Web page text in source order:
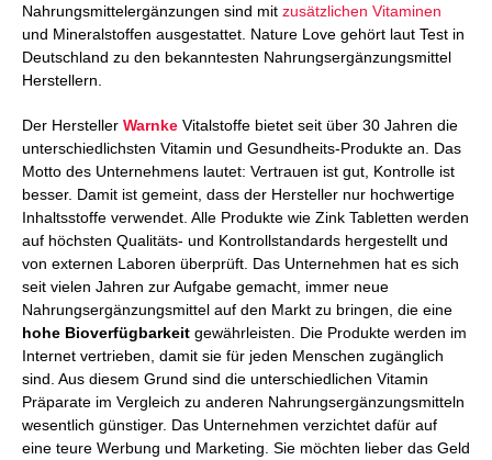
Nahrungsmittelergänzungen sind mit zusätzlichen Vitaminen
und Mineralstoffen ausgestattet. Nature Love gehört laut Test in
Deutschland zu den bekanntesten Nahrungsergänzungsmittel
Herstellern.
Der Hersteller Warnke Vitalstoffe bietet seit über 30 Jahren die
unterschiedlichsten Vitamin und Gesundheits-Produkte an. Das
Motto des Unternehmens lautet: Vertrauen ist gut, Kontrolle ist
besser. Damit ist gemeint, dass der Hersteller nur hochwertige
Inhaltsstoffe verwendet. Alle Produkte wie Zink Tabletten werden
auf höchsten Qualitäts- und Kontrollstandards hergestellt und
von externen Laboren überprüft. Das Unternehmen hat es sich
seit vielen Jahren zur Aufgabe gemacht, immer neue
Nahrungsergänzungsmittel auf den Markt zu bringen, die eine
hohe Bioverfügbarkeit gewährleisten. Die Produkte werden im
Internet vertrieben, damit sie für jeden Menschen zugänglich
sind. Aus diesem Grund sind die unterschiedlichen Vitamin
Präparate im Vergleich zu anderen Nahrungsergänzungsmitteln
wesentlich günstiger. Das Unternehmen verzichtet dafür auf
eine teure Werbung und Marketing. Sie möchten lieber das Geld